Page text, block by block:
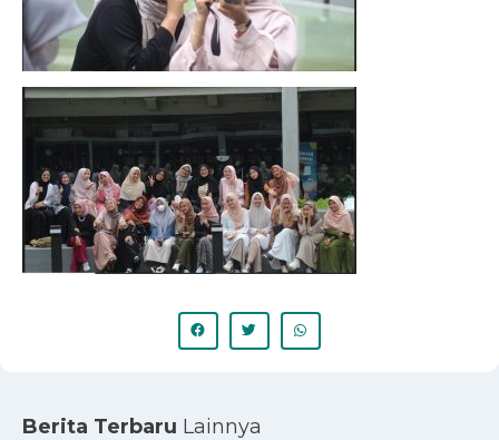
Berita Terbaru Lainnya